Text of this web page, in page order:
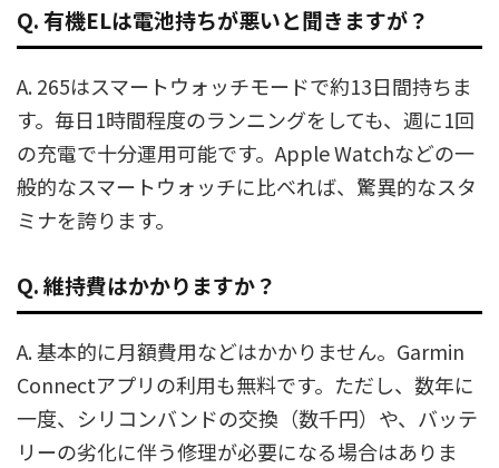
Q. 有機ELは電池持ちが悪いと聞きますが？
A. 265はスマートウォッチモードで約13日間持ちま
す。毎日1時間程度のランニングをしても、週に1回
の充電で十分運用可能です。Apple Watchなどの一
般的なスマートウォッチに比べれば、驚異的なスタ
ミナを誇ります。
Q. 維持費はかかりますか？
A. 基本的に月額費用などはかかりません。Garmin
Connectアプリの利用も無料です。ただし、数年に
一度、シリコンバンドの交換（数千円）や、バッテ
リーの劣化に伴う修理が必要になる場合はありま